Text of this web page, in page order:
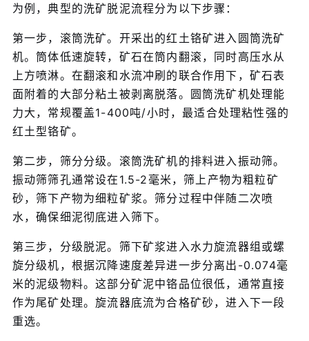
为例，典型的洗矿脱泥流程分为以下步骤：
第一步，滚筒洗矿。开采出的红土铬矿进入圆筒洗矿
机。筒体低速旋转，矿石在筒内翻滚，同时高压水从
上方喷淋。在翻滚和水流冲刷的联合作用下，矿石表
面附着的大部分粘土被剥离脱落。圆筒洗矿机处理能
力大，常规覆盖1-400吨/小时，最适合处理粘性强的
红土型铬矿。
第二步，筛分分级。滚筒洗矿机的排料进入振动筛。
振动筛筛孔通常设在1.5-2毫米，筛上产物为粗粒矿
砂，筛下产物为细粒矿浆。筛分过程中伴随二次喷
水，确保细泥彻底进入筛下。
第三步，分级脱泥。筛下矿浆进入水力旋流器组或螺
旋分级机，根据沉降速度差异进一步分离出-0.074毫
米的泥级物料。这部分矿泥中铬品位很低，通常直接
作为尾矿处理。旋流器底流为合格矿砂，进入下一段
重选。